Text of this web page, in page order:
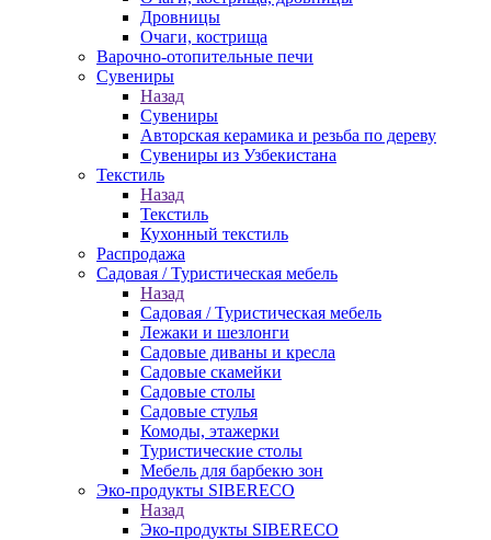
Дровницы
Очаги, кострища
Варочно-отопительные печи
Сувениры
Назад
Сувениры
Авторская керамика и резьба по дереву
Сувениры из Узбекистана
Текстиль
Назад
Текстиль
Кухонный текстиль
Распродажа
Садовая / Туристическая мебель
Назад
Садовая / Туристическая мебель
Лежаки и шезлонги
Садовые диваны и кресла
Садовые скамейки
Садовые столы
Садовые стулья
Комоды, этажерки
Туристические столы
Мебель для барбекю зон
Эко-продукты SIBERECO
Назад
Эко-продукты SIBERECO